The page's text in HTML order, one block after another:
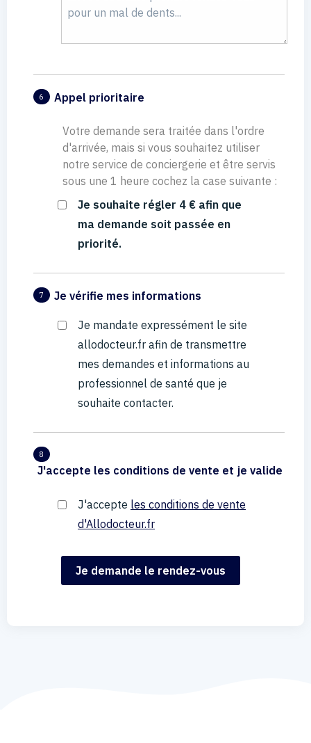
6 Appel prioritaire
Votre demande sera traitée dans l'ordre
d'arrivée, mais si vous souhaitez utiliser
notre service de conciergerie et être servis
sous une 1 heure cochez la case suivante :
Je souhaite régler 4 € afin que
ma demande soit passée en
priorité.
7 Je vérifie mes informations
Je mandate expressément le site
allodocteur.fr afin de transmettre
mes demandes et informations au
professionnel de santé que je
souhaite contacter.
8
J'accepte les conditions de vente et je valide
J'accepte les conditions de vente
d'Allodocteur.fr